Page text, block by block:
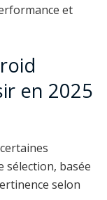
et
en 2025
sélection, basée
selon